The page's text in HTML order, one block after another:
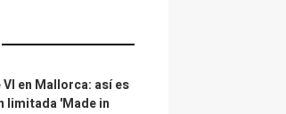
VI en Mallorca: así es
limitada 'Made in